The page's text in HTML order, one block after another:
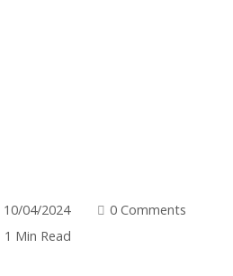
10/04/2024
0 Comments
1 Min Read